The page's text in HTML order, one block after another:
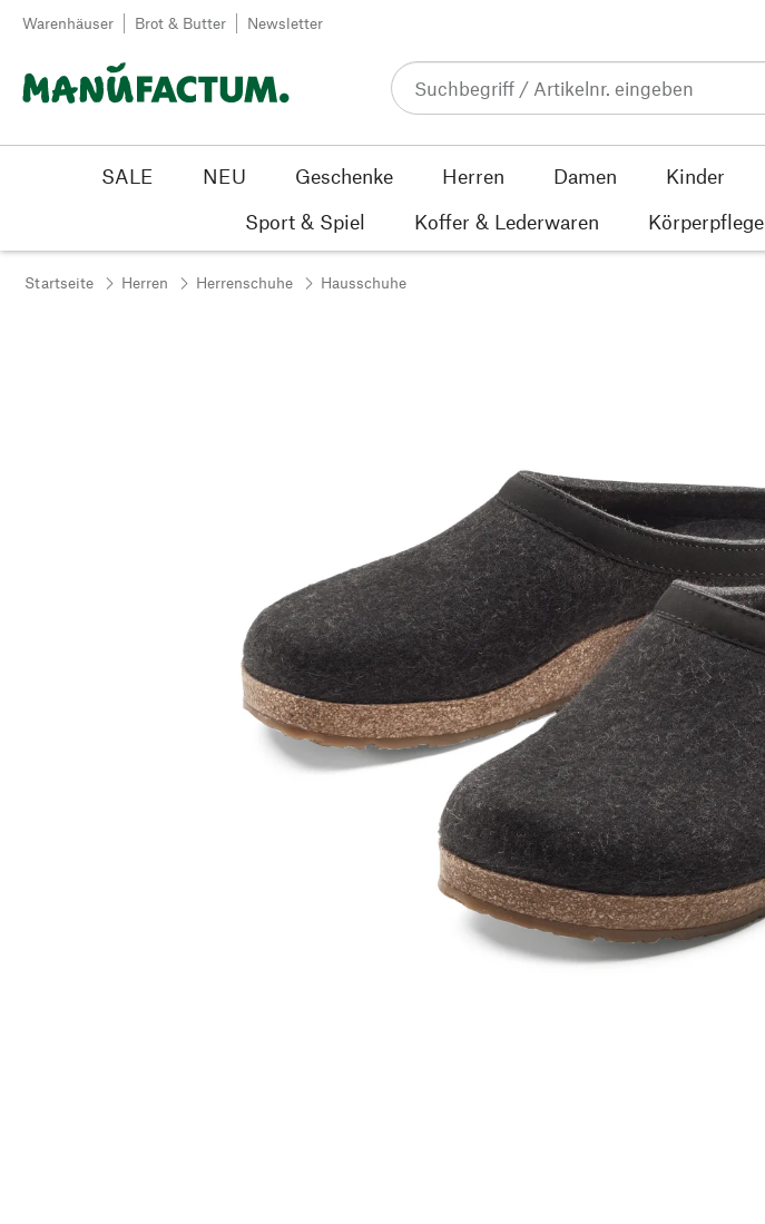
Zum Inhalt springen
Warenhäuser Brot & Butter Newsletter
SALE NEU Geschenke Herren Damen Kinder
Sport & Spiel
Koffer & Lederwaren Körperpflege
Startseite Herren Herrenschuhe Hausschuhe